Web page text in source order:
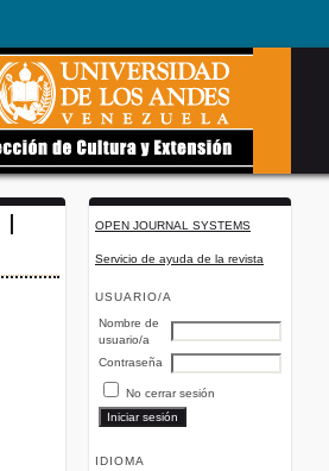
OPEN JOURNAL SYSTEMS
Servicio de ayuda de la revista
USUARIO/A
Nombre de
usuario/a
Contraseña
No cerrar sesión
IDIOMA